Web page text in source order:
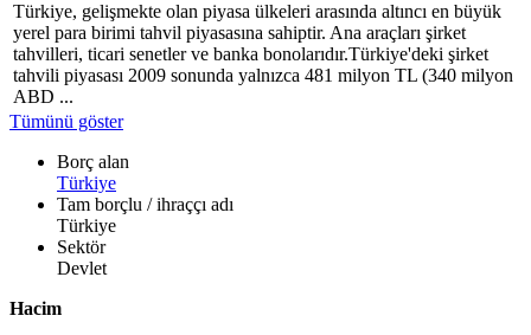
Türkiye, gelişmekte olan piyasa ülkeleri arasında altıncı en büyük
yerel para birimi tahvil piyasasına sahiptir. Ana araçları şirket
tahvilleri, ticari senetler ve banka bonolarıdır.Türkiye'deki şirket
tahvili piyasası 2009 sonunda yalnızca 481 milyon TL (340 milyon
ABD ...
Tümünü göster
Borç alan
Türkiye
Tam borçlu / ihraççı adı
Türkiye
Sektör
Devlet
Hacim